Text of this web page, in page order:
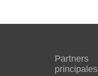
Partners
principales